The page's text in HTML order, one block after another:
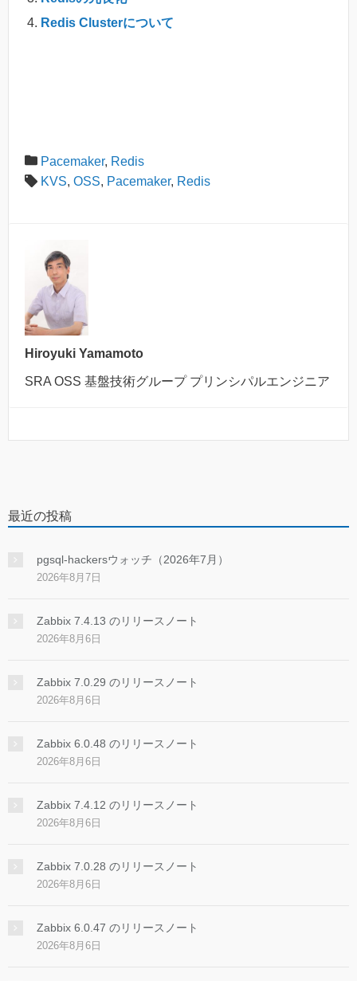
Redis Clusterについて
Pacemaker, Redis
KVS, OSS, Pacemaker, Redis
Hiroyuki Yamamoto
SRA OSS 基盤技術グループ プリンシパルエンジニア
最近の投稿
pgsql-hackersウォッチ（2026年7月）
2026年8月7日
Zabbix 7.4.13 のリリースノート
2026年8月6日
Zabbix 7.0.29 のリリースノート
2026年8月6日
Zabbix 6.0.48 のリリースノート
2026年8月6日
Zabbix 7.4.12 のリリースノート
2026年8月6日
Zabbix 7.0.28 のリリースノート
2026年8月6日
Zabbix 6.0.47 のリリースノート
2026年8月6日